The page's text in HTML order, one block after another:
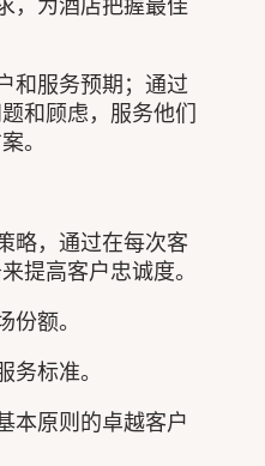
，为酒店把握最佳
和服务预期；通过
和顾虑，服务他们
。
略，通过在每次客
提高客户忠诚度。
份额。
务标准。
本原则的卓越客户